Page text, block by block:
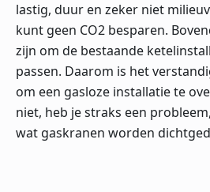
lastig, duur en zeker niet
kunt geen CO2 besparen.
zijn om de bestaande
passen. Daarom is het
om een gasloze installatie te
niet, heb je straks een
wat gaskranen worden